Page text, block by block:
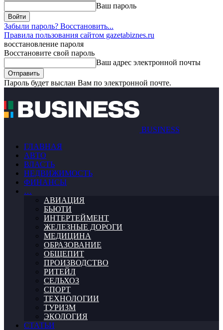
Ваш пароль
Забыли пароль? Восстановить...
Правила пользования сайтом gazetabiznes.ru
восстановление пароля
Восстановите свой пароль
Ваш адрес электронной почты
Пароль будет выслан Вам по электронной почте.
BUSINESS
ГЛАВНАЯ
АВТО
ВЛАСТЬ
НЕДВИЖИМОСТЬ
ФИНАНСЫ
…
АВИАЦИЯ
БЬЮТИ
ИНТЕРТЕЙМЕНТ
ЖЕЛЕЗНЫЕ ДОРОГИ
МЕДИЦИНА
ОБРАЗОВАНИЕ
ОБЩЕПИТ
ПРОИЗВОДСТВО
РИТЕЙЛ
СЕЛЬХОЗ
СПОРТ
ТЕХНОЛОГИИ
ТУРИЗМ
ЭКОЛОГИЯ
СТАТЬИ